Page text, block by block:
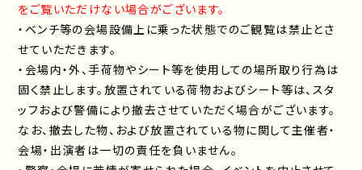
をご覧いただけない場合がございます。
・ベンチ等の会場設備上に乗った状態でのご観覧は禁止とさ
せていただきます。
・会場内・外、手荷物やシート等を使用しての場所取り行為は
固く禁止します。放置されている荷物およびシート等は、スタ
ッフおよび警備により撤去させていただく場合がございます。
なお、撤去した物、および放置されている物に関して主催者・
会場・出演者は一切の責任を負いません。